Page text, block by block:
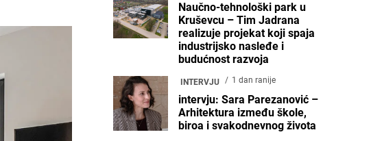
Naučno-tehnološki park u
Kruševcu – Tim Jadrana
realizuje projekat koji spaja
industrijsko nasleđe i
budućnost razvoja
INTERVJU 1 dan ranije
intervju: Sara Parezanović –
Arhitektura između škole,
biroa i svakodnevnog života